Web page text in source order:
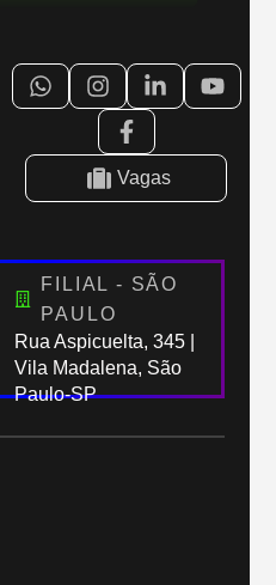
Vagas
FILIAL - SÃO
PAULO
Rua Aspicuelta, 345 |
Vila Madalena, São
Paulo-SP